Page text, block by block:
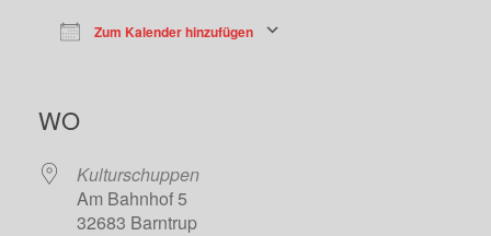
Zum Kalender hinzufügen
WO
Kulturschuppen
Am Bahnhof 5
32683 Barntrup